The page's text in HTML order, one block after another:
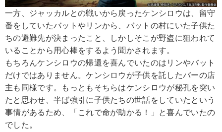
一方、ジャッカルとの戦いから戻ったケンシロウは、留守
番をしていたバットやリンから、バットの村にいた子供た
ちの避難先が決まったこと、しかしそこが野盗に狙われて
いることから用心棒をするよう聞かされます。
もちろんケンシロウの帰還を喜んでいたのはリンやバット
だけではありません。ケンシロウが子供を託したバーの店
主も同様です。もっともそちらはケンシロウが秘孔を突い
たと思わせ、半ば強引に子供たちの世話をしていたという
事情があるため、「これで命が助かる！」と喜んでいたの
でした。